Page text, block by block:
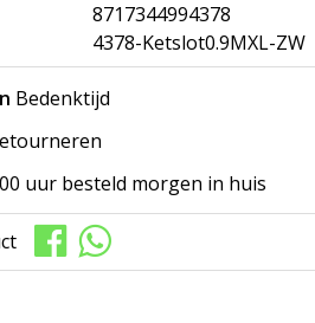
8717344994378
4378-Ketslot0.9MXL-ZW
Bedenktijd
uur besteld morgen in huis